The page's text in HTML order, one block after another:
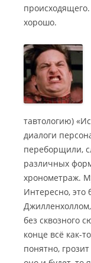
хорошо.
тавтологию)
диалоги
переборщили,
различных
хронометраж.
Интересно, это
без сквозного
конце всё как-
понятно,